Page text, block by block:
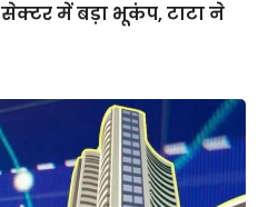
में बड़ा भूकंप, टाटा ने